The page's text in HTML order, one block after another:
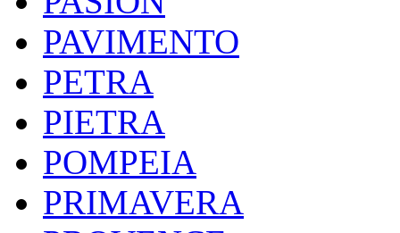
PAVIMENTO
PETRA
PIETRA
POMPEIA
PRIMAVERA